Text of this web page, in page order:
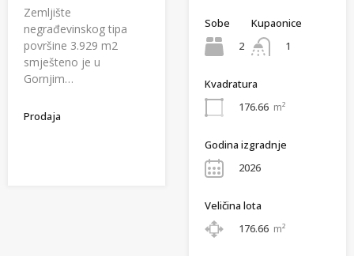
Zemljište
negrađevinskog tipa
površine 3.929 m2
smješteno je u
Gornjim…
Prodaja
Sobe
2
Kupaonice
1
Kvadratura
176.66 m²
Godina izgradnje
2026
Veličina lota
176.66 m²